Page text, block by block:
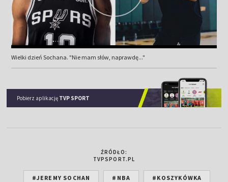
Wielki dzień Sochana. "Nie mam słów, naprawdę..."
Pobierz aplikację TVP SPORT
ŹRÓDŁO:
TVPSPORT.PL
#JEREMY SOCHAN #NBA #KOSZYKÓWKA